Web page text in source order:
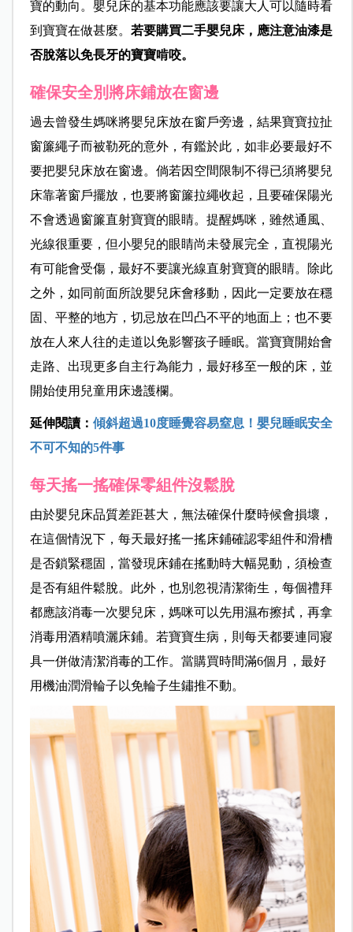
寶的動向。嬰兒床的基本功能應該要讓大人可以隨時看
到寶寶在做甚麼。 若要購買二手嬰兒床，應注意油漆是
否脫落以免長牙的寶寶啃咬。
確保安全別將床鋪放在窗邊
過去曾發生媽咪將嬰兒床放在窗戶旁邊，結果寶寶拉扯
窗簾繩子而被勒死的意外，有鑑於此，如非必要最好不
要把嬰兒床放在窗邊。倘若因空間限制不得已須將嬰兒
床靠著窗戶擺放，也要將窗簾拉繩收起，且要確保陽光
不會透過窗簾直射寶寶的眼睛。提醒媽咪，雖然通風、
光線很重要，但小嬰兒的眼睛尚未發展完全，直視陽光
有可能會受傷，最好不要讓光線直射寶寶的眼睛。除此
之外，如同前面所說嬰兒床會移動，因此一定要放在穩
固、平整的地方，切忌放在凹凸不平的地面上；也不要
放在人來人往的走道以免影響孩子睡眠。當寶寶開始會
走路、出現更多自主行為能力，最好移至一般的床，並
開始使用兒童用床邊護欄。
延伸閱讀： 傾斜超過10度睡覺容易窒息！嬰兒睡眠安全
不可不知的5件事
每天搖一搖確保零組件沒鬆脫
由於嬰兒床品質差距甚大，無法確保什麼時候會損壞，
在這個情況下，每天最好搖一搖床鋪確認零組件和滑槽
是否鎖緊穩固，當發現床鋪在搖動時大幅晃動，須檢查
是否有組件鬆脫。此外，也別忽視清潔衛生，每個禮拜
都應該消毒一次嬰兒床，媽咪可以先用濕布擦拭，再拿
消毒用酒精噴灑床鋪。若寶寶生病，則每天都要連同寢
具一併做清潔消毒的工作。當購買時間滿6個月，最好
用機油潤滑輪子以免輪子生鏽推不動。